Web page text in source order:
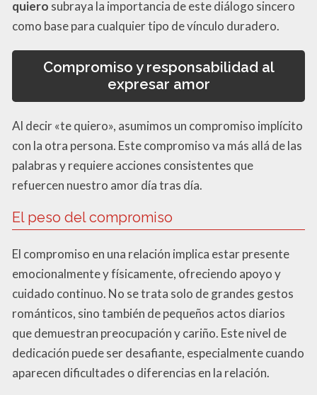
quiero subraya la importancia de este diálogo sincero
como base para cualquier tipo de vínculo duradero.
Compromiso y responsabilidad al
expresar amor
Al decir «te quiero», asumimos un compromiso implícito
con la otra persona. Este compromiso va más allá de las
palabras y requiere acciones consistentes que
refuercen nuestro amor día tras día.
El peso del compromiso
El compromiso en una relación implica estar presente
emocionalmente y físicamente, ofreciendo apoyo y
cuidado continuo. No se trata solo de grandes gestos
románticos, sino también de pequeños actos diarios
que demuestran preocupación y cariño. Este nivel de
dedicación puede ser desafiante, especialmente cuando
aparecen dificultades o diferencias en la relación.